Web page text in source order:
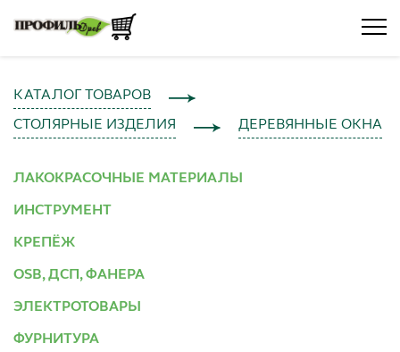
КАТАЛОГ ТОВАРОВ
СТОЛЯРНЫЕ ИЗДЕЛИЯ ДЕРЕВЯННЫЕ ОКНА
ЛАКОКРАСОЧНЫЕ МАТЕРИАЛЫ
ИНСТРУМЕНТ
КРЕПЁЖ
OSB, ДСП, ФАНЕРА
ЭЛЕКТРОТОВАРЫ
ФУРНИТУРА